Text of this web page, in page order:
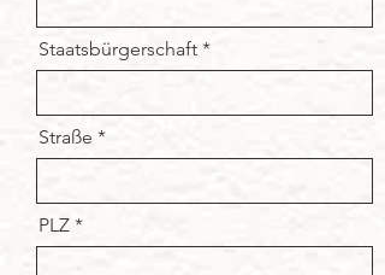
Staatsbürgerschaft
Straße
PLZ